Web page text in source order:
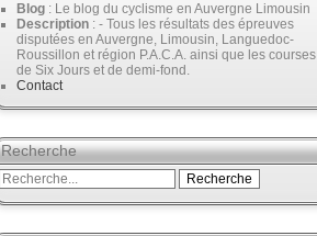
Blog : Le blog du cyclisme en Auvergne Limousin
Description : - Tous les résultats des épreuves
disputées en Auvergne, Limousin, Languedoc-
Roussillon et région P.A.C.A. ainsi que les courses
de Six Jours et de demi-fond.
Contact
Recherche